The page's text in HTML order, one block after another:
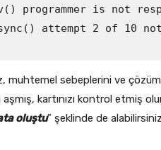
programmer is not
attempt 2 of 10
muhtemel sebeplerini ve
kartınızı kontrol etmiş
oluştu” şeklinde de